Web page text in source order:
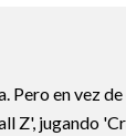
en vez
Z', jugando